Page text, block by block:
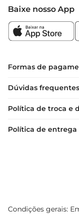
no seu dia a dia.
Baixe nosso App
Formas de
Dúvidas
Política de troca e
Política de entrega
Condições gerais: